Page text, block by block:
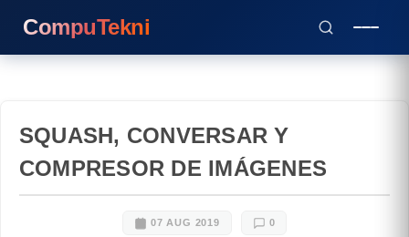
CompuTekni
SQUASH, CONVERSAR Y
COMPRESOR DE IMÁGENES
07 AUG 2019 0